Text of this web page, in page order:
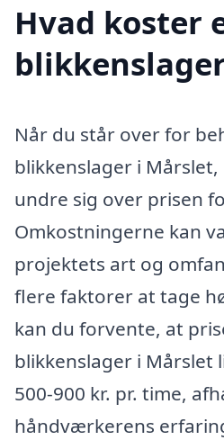
Hvad koster
Når du står over for
blikkenslager i
undre sig over prisen
Omkostningerne kan
projektets art og
flere faktorer at tage
kan du forvente, at
blikkenslager i Mårslet
500-900 kr. pr. time,
håndværkerens